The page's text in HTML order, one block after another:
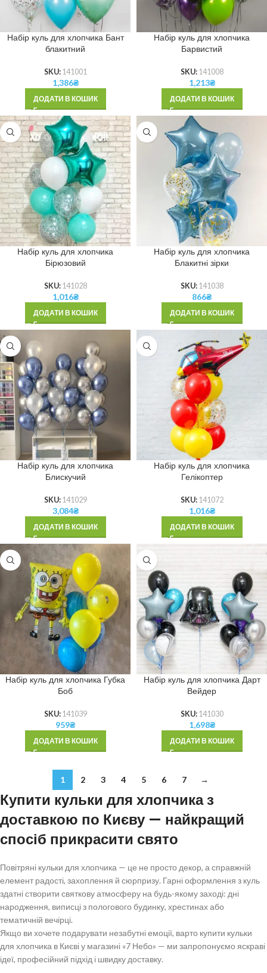
Набір куль для хлопчика Бант
блакитний
SKU: 141001
1,386₴
ДОДАТИ В КОШИК
Набір куль для хлопчика
Барвистий
SKU: 141008
1,213₴
ДОДАТИ В КОШИК
Набір куль для хлопчика
Бірюзовий
SKU: 141028
1,016₴
ДОДАТИ В КОШИК
Набір куль для хлопчика
Блакитні зірки
SKU: 141038
866₴
ДОДАТИ В КОШИК
Набір куль для хлопчика
Блискучий
SKU: 141029
3,084₴
ДОДАТИ В КОШИК
Набір куль для хлопчика
Гелікоптер
SKU: 141072
1,016₴
ДОДАТИ В КОШИК
Набір куль для хлопчика Губка
Боб
SKU: 141039
959₴
ДОДАТИ В КОШИК
Набір куль для хлопчика Дарт
Вейдер
SKU: 141030
1,698₴
ДОДАТИ В КОШИК
1 2 3 4 5 6 7 →
Купити кульки для хлопчика з
доставкою по Києву — найкращий
спосіб прикрасити свято
Повітряні кульки для хлопчика — це не просто декор, а справжній
елемент радості, захоплення й сюрпризу. Гарні оформлення з куль
здатні створити святкову атмосферу на будь-якому заході: дні
народження, виписці з пологового будинку, хрестинах або
тематичній вечірці.
Якщо ви хочете подарувати незабутні емоції, варто купити кульки
для хлопчика в Києві у магазині «7 Небо» — ми запропонуємо яскраві
ідеї, професійний підхід і швидку доставку.